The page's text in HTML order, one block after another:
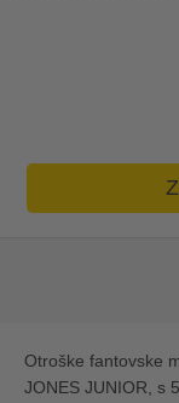
Otroške fantovske
JONES JUNIOR, s